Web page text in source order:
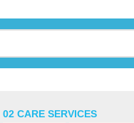
02 CARE SERVICES